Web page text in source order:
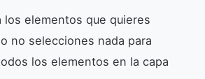
los elementos que quieres
no selecciones nada para
los elementos en la capa